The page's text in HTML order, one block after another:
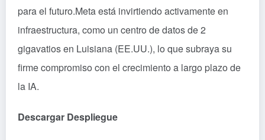
para el futuro.Meta está invirtiendo activamente en
infraestructura, como un centro de datos de 2
gigavatios en Luisiana (EE.UU.), lo que subraya su
firme compromiso con el crecimiento a largo plazo de
la IA.
Descargar Despliegue